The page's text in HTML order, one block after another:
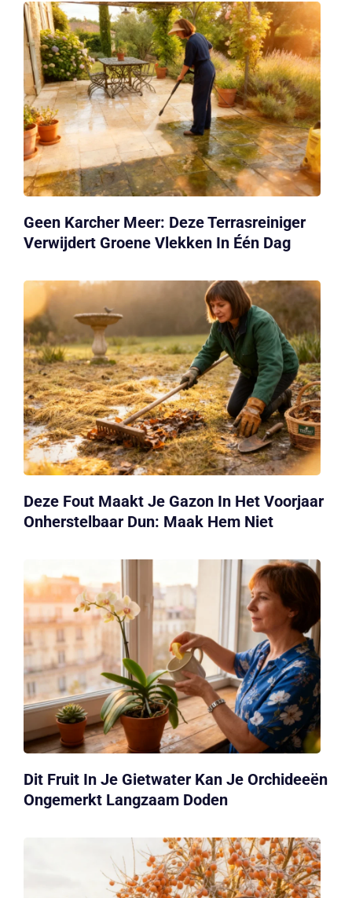
Geen Karcher Meer: Deze Terrasreiniger
Verwijdert Groene Vlekken In Één Dag
Deze Fout Maakt Je Gazon In Het Voorjaar
Onherstelbaar Dun: Maak Hem Niet
Dit Fruit In Je Gietwater Kan Je Orchideeën
Ongemerkt Langzaam Doden